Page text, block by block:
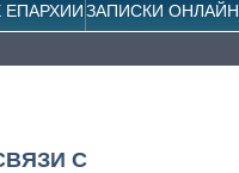
ЗАПИСКИ ОНЛАЙН
С